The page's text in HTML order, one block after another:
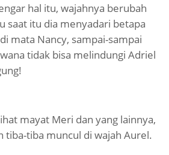
hal itu, wajahnya berubah
saat itu dia menyadari betapa
mata Nancy, sampai-sampai
tidak bisa melindungi Adriel
mayat Meri dan yang lainnya,
tiba-tiba muncul di wajah Aurel.